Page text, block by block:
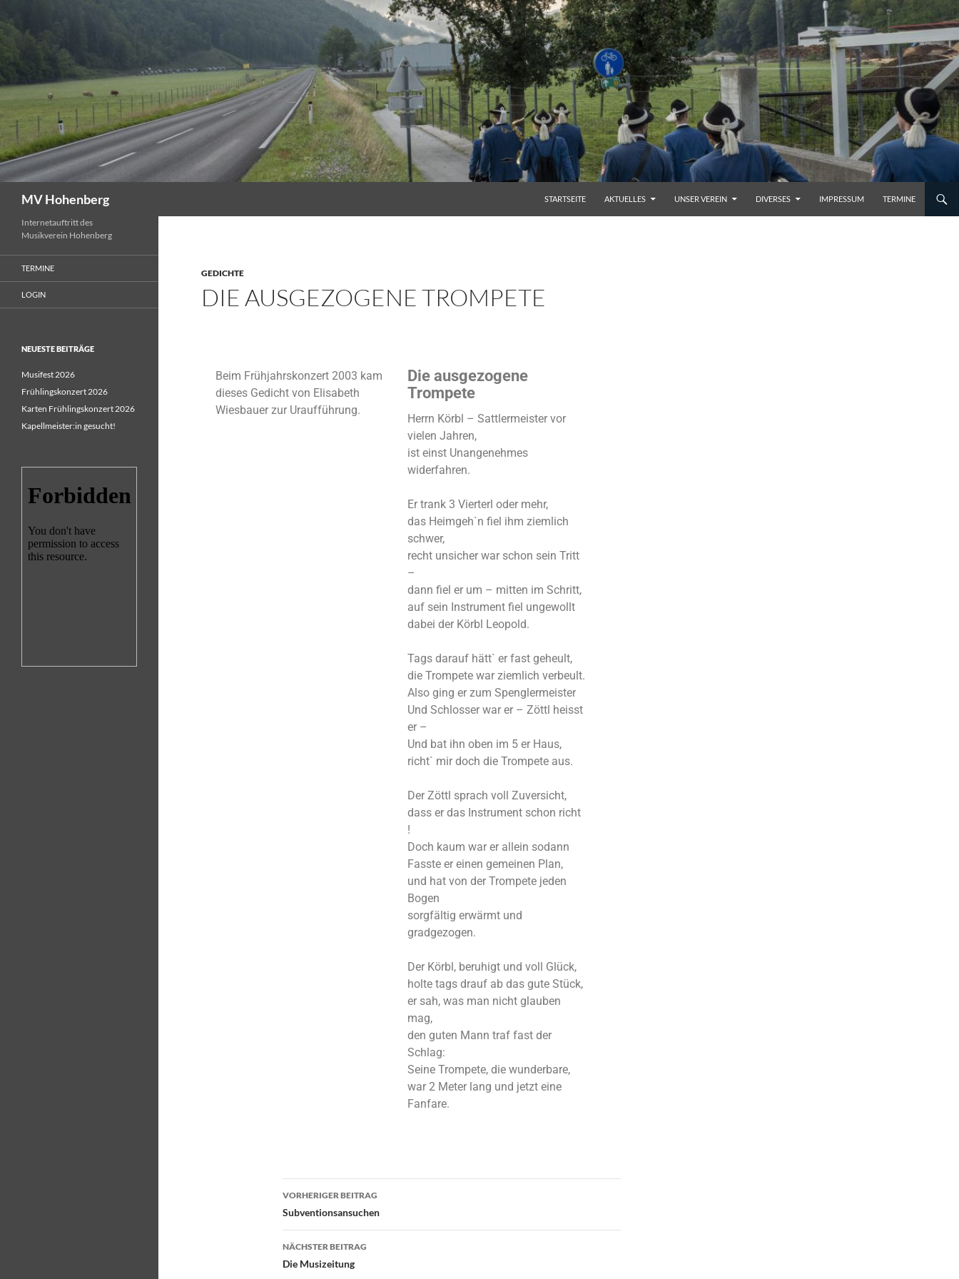
MV Hohenberg STARTSEITE AKTUELLES UNSER VEREIN DIVERSES IMPRESSUM TERMINE
GEDICHTE
DIE AUSGEZOGENE TROMPETE
Beim Frühjahrskonzert 2003 kam
dieses Gedicht von Elisabeth
Wiesbauer zur Uraufführung.
Die ausgezogene
Trompete
Herrn Körbl – Sattlermeister vor
vielen Jahren,
ist einst Unangenehmes
widerfahren.
Er trank 3 Vierterl oder mehr,
das Heimgeh`n fiel ihm ziemlich
schwer,
recht unsicher war schon sein Tritt
–
dann fiel er um – mitten im Schritt,
auf sein Instrument fiel ungewollt
dabei der Körbl Leopold.
Tags darauf hätt` er fast geheult,
die Trompete war ziemlich verbeult.
Also ging er zum Spenglermeister
Und Schlosser war er – Zöttl heisst
er –
Und bat ihn oben im 5 er Haus,
richt` mir doch die Trompete aus.
Der Zöttl sprach voll Zuversicht,
dass er das Instrument schon richt
!
Doch kaum war er allein sodann
Fasste er einen gemeinen Plan,
und hat von der Trompete jeden
Bogen
sorgfältig erwärmt und
gradgezogen.
Der Körbl, beruhigt und voll Glück,
holte tags drauf ab das gute Stück,
er sah, was man nicht glauben
mag,
den guten Mann traf fast der
Schlag:
Seine Trompete, die wunderbare,
war 2 Meter lang und jetzt eine
Fanfare.
VORHERIGER BEITRAG
Subventionsansuchen
NÄCHSTER BEITRAG
Die Musizeitung
Internetauftritt des
Musikverein Hohenberg
TERMINE
LOGIN
NEUESTE BEITRÄGE
Musifest 2026
Frühlingskonzert 2026
Karten Frühlingskonzert 2026
Kapellmeister:in gesucht!